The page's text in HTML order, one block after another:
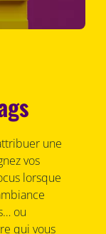
une
vos
lorsque
ou
qui vous